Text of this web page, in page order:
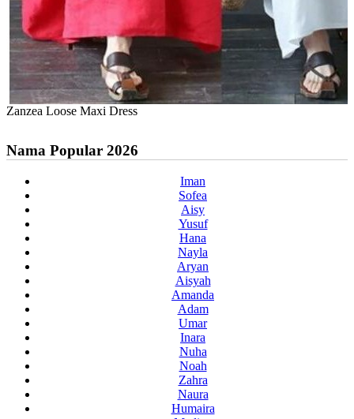
Zanzea Loose Maxi Dress
Nama Popular 2026
Iman
Sofea
Aisy
Yusuf
Hana
Nayla
Aryan
Aisyah
Amanda
Adam
Umar
Inara
Nuha
Noah
Zahra
Naura
Humaira